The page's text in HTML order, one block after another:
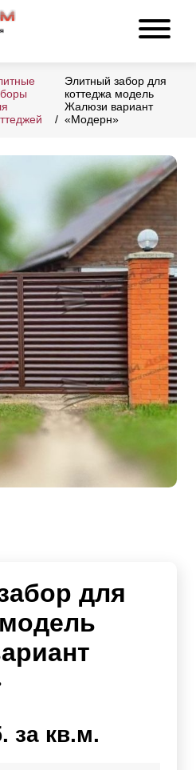
Элитный забор для
коттеджа модель
Жалюзи вариант
«Модерн»
для
за кв.м.